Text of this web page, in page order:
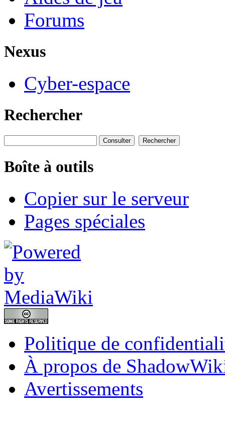
Forums
Nexus
Cyber-espace
Rechercher
Boîte à outils
Copier sur le serveur
Pages spéciales
Politique de
À propos de
Avertissements